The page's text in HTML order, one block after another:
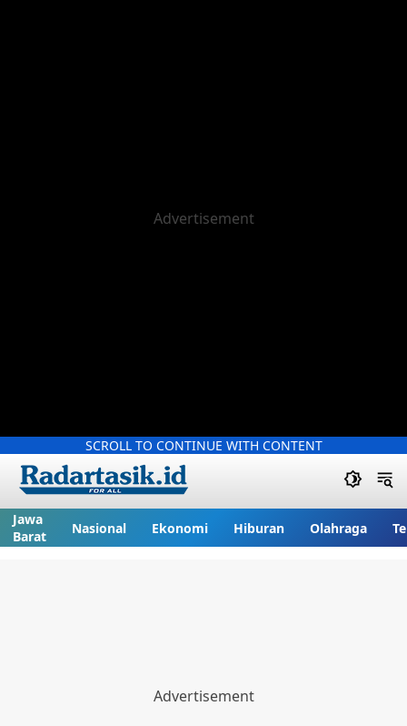
SCROLL TO CONTINUE WITH CONTENT
Jawa
Barat
Nasional Ekonomi Hiburan Olahraga